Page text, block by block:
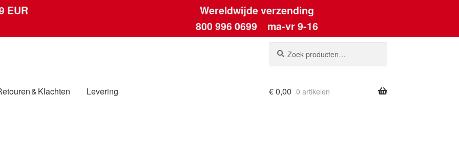
EUR
Wereldwijde verzending
800 996 0699 ma-vr 9-16
naar:
& Klachten Levering €0,00 0 artikelen